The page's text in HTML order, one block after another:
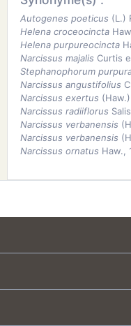
Autogenes poeticus (L.)
Helena croceocincta
Helena purpureocincta
Narcissus majalis Curtis
Stephanophorum
Narcissus angustifolius
Narcissus exertus
Narcissus radiiflorus
Narcissus verbanensis
Narcissus verbanensis
Narcissus ornatus Haw.,